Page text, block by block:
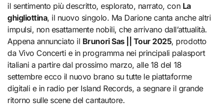
il sentimento più descritto, esplorato, narrato, con La
ghigliottina, il nuovo singolo. Ma Darione canta anche altri
impulsi, non esattamente nobili, che arrivano dall’attualità.
Appena annunciato il Brunori Sas || Tour 2025, prodotto
da Vivo Concerti e in programma nei principali palasport
italiani a partire dal prossimo marzo, alle 18 del 18
settembre ecco il nuovo brano su tutte le piattaforme
digitali e in radio per Island Records, a segnare il grande
ritorno sulle scene del cantautore.